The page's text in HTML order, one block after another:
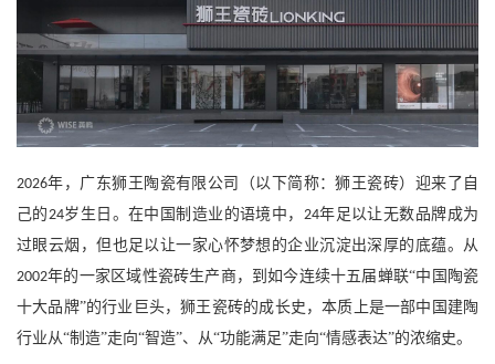
2026年， 广东狮王陶瓷有限公司（以下简称：狮王瓷砖） 迎来了自
己的24岁生日。在中国制造业的语境中， 24年足以让无数品牌成为
过眼云烟，但也足以让一家心怀梦想的企业沉淀出深厚的底蕴。从
2002年的一家区域性瓷砖生产商，到如今连续十五届蝉联“中国陶瓷
十大品牌”的行业巨头，狮王瓷砖的成长史，本质上是一部中国建陶
行业从“制造”走向“智造”、从“功能满足”走向“情感表达”的浓缩史。